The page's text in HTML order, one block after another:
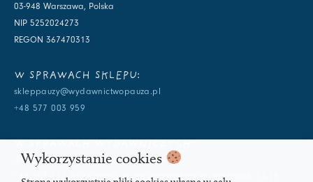
03-948 Warszawa, Polska
NIP 5252024273
REGON 367470313
W SPRAWACH SKLEPU:
skleppauzy@wydawnictwopauza.pl
+48 577 003 959
info@wydawnictwopauza.pl
+48 501 177 119 (czynny w dni powszednie w godzinach 11-15,
Wykorzystanie cookies